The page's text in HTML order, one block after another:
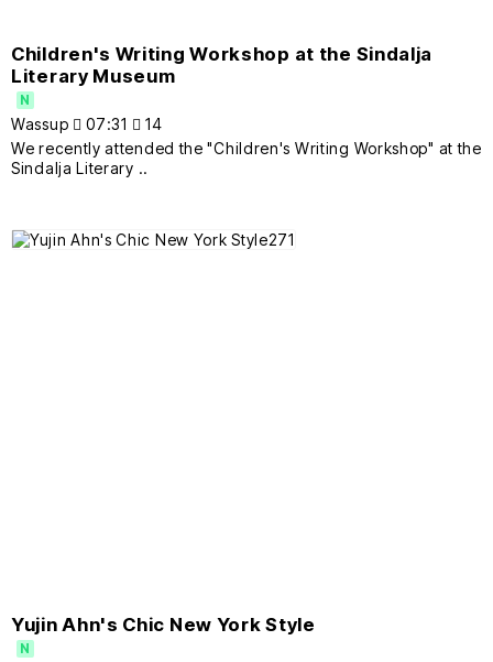
Children's Writing Workshop at the Sindalja
Literary Museum
N
Wassup 07:31
14
We recently attended the "Children's Writing Workshop" at the
Sindalja Literary ..
Yujin Ahn's Chic New York Style
N